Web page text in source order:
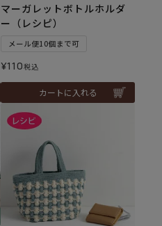
マーガレットボトルホルダ
ー（レシピ）
メール便10個まで可
¥110税込
カートに入れる